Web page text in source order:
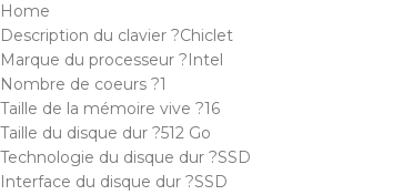
Home
Description du clavier ?Chiclet
Marque du processeur ?Intel
Nombre de coeurs ?1
Taille de la mémoire vive ?16
Taille du disque dur ?512 Go
Technologie du disque dur ?SSD
Interface du disque dur ?SSD